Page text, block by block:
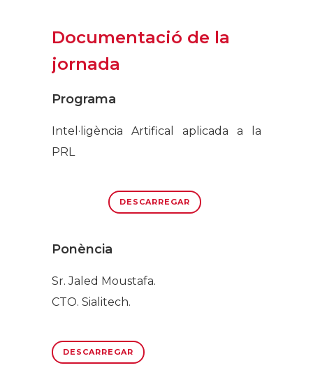
Documentació de la
jornada
Programa
Intel·ligència Artifical aplicada a la
PRL
DESCARREGAR
Ponència
Sr. Jaled Moustafa.
CTO. Sialitech.
DESCARREGAR